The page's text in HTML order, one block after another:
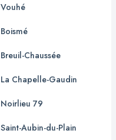
Vouhé
Boismé
Breuil-Chaussée
La Chapelle-Gaudin
Noirlieu 79
Saint-Aubin-du-Plain